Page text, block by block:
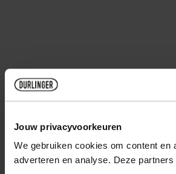
Jouw privacyvoorkeuren
We gebruiken cookies om content
adverteren en analyse. Deze